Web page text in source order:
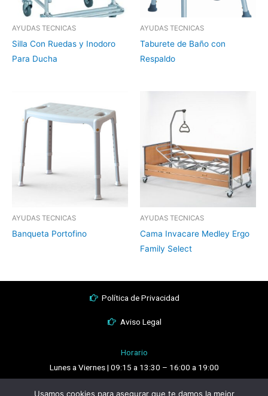
AYUDAS TECNICAS
Silla Con Ruedas y Inodoro
Para Ducha
AYUDAS TECNICAS
Taburete de Baño con
Respaldo
AYUDAS TECNICAS
Banqueta Portofino
AYUDAS TECNICAS
Cama Invacare Medley Ergo
Family Select
Política de Privacidad
Aviso Legal
Horario
Lunes a Viernes | 09:15 a 13:30 – 16:00 a 19:00
Usamos cookies para asegurar que te damos la mejor